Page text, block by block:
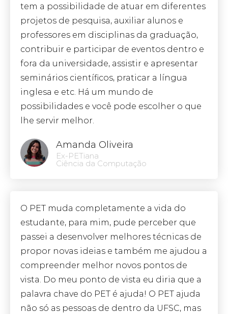
tem a possibilidade de atuar em diferentes
projetos de pesquisa, auxiliar alunos e
professores em disciplinas da graduação,
contribuir e participar de eventos dentro e
fora da universidade, assistir e apresentar
seminários científicos, praticar a língua
inglesa e etc. Há um mundo de
possibilidades e você pode escolher o que
lhe servir melhor.
Amanda Oliveira
Ex-PETiana
Ciência da Computação
O PET muda completamente a vida do
estudante, para mim, pude perceber que
passei a desenvolver melhores técnicas de
propor novas ideias e também me ajudou a
compreender melhor novos pontos de
vista. Do meu ponto de vista eu diria que a
palavra chave do PET é ajuda! O PET ajuda
não só as pessoas de dentro da UFSC, mas